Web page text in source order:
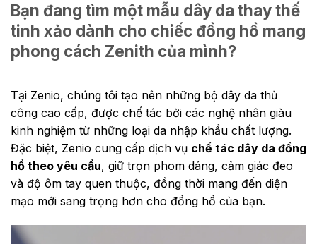
Bạn đang tìm một mẫu dây da thay thế
tinh xảo dành cho chiếc đồng hồ mang
phong cách Zenith của mình?
Tại Zenio, chúng tôi tạo nên những bộ dây da thủ
công cao cấp, được chế tác bởi các nghệ nhân giàu
kinh nghiệm từ những loại da nhập khẩu chất lượng.
Đặc biệt, Zenio cung cấp dịch vụ chế tác dây da đồng
hồ theo yêu cầu, giữ trọn phom dáng, cảm giác đeo
và độ ôm tay quen thuộc, đồng thời mang đến diện
mạo mới sang trọng hơn cho đồng hồ của bạn.